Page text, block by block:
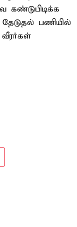
கண்டுபிடிக்க
பணியில்
வீரர்கள்